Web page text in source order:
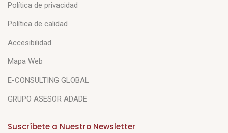
Política de privacidad
Política de calidad
Accesibilidad
Mapa Web
E-CONSULTING GLOBAL
GRUPO ASESOR ADADE
Suscríbete a Nuestro Newsletter